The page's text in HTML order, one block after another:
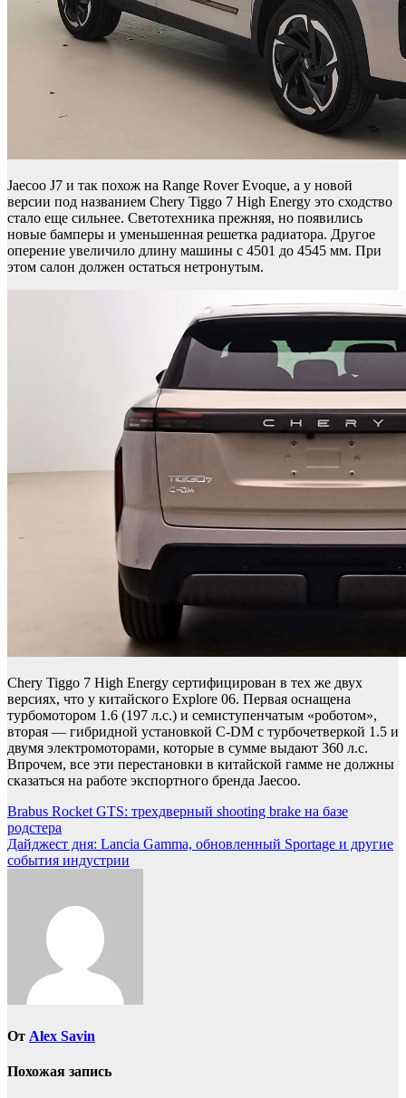
Jaecoo J7 и так похож на Range Rover Evoque, а у новой
версии под названием Chery Tiggo 7 High Energy это сходство
стало еще сильнее. Светотехника прежняя, но появились
новые бамперы и уменьшенная решетка радиатора. Другое
оперение увеличило длину машины с 4501 до 4545 мм. При
этом салон должен остаться нетронутым.
Chery Tiggo 7 High Energy сертифицирован в тех же двух
версиях, что у китайского Explore 06. Первая оснащена
турбомотором 1.6 (197 л.с.) и семиступенчатым «роботом»,
вторая — гибридной установкой C-DM с турбочетверкой 1.5 и
двумя электромоторами, которые в сумме выдают 360 л.с.
Впрочем, все эти перестановки в китайской гамме не должны
сказаться на работе экспортного бренда Jaecoo.
Навигация
по
записям
Brabus Rocket GTS: трехдверный shooting brake на базе
родстера
Дайджест дня: Lancia Gamma, обновленный Sportage и другие
события индустрии
От Alex Savin
Похожая запись